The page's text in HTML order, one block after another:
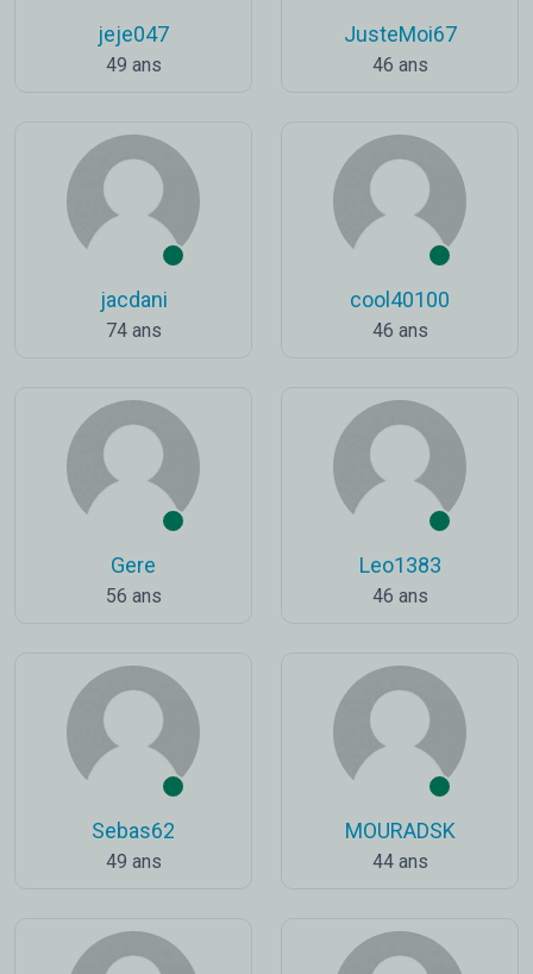
jeje047
49 ans
JusteMoi67
46 ans
jacdani
74 ans
cool40100
46 ans
Gere
56 ans
Leo1383
46 ans
Sebas62
49 ans
MOURADSK
44 ans